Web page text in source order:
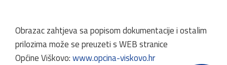
Obrazac zahtjeva sa popisom dokumentacije i ostalim
prilozima može se preuzeti s WEB stranice
Općine Viškovo:www.opcina-viskovo.hr